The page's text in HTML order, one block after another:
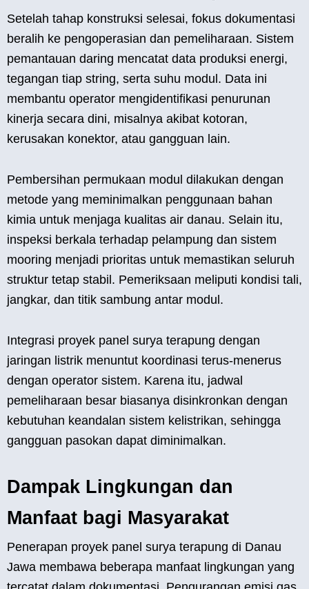
Setelah tahap konstruksi selesai, fokus dokumentasi
beralih ke pengoperasian dan pemeliharaan. Sistem
pemantauan daring mencatat data produksi energi,
tegangan tiap string, serta suhu modul. Data ini
membantu operator mengidentifikasi penurunan
kinerja secara dini, misalnya akibat kotoran,
kerusakan konektor, atau gangguan lain.
Pembersihan permukaan modul dilakukan dengan
metode yang meminimalkan penggunaan bahan
kimia untuk menjaga kualitas air danau. Selain itu,
inspeksi berkala terhadap pelampung dan sistem
mooring menjadi prioritas untuk memastikan seluruh
struktur tetap stabil. Pemeriksaan meliputi kondisi tali,
jangkar, dan titik sambung antar modul.
Integrasi proyek panel surya terapung dengan
jaringan listrik menuntut koordinasi terus-menerus
dengan operator sistem. Karena itu, jadwal
pemeliharaan besar biasanya disinkronkan dengan
kebutuhan keandalan sistem kelistrikan, sehingga
gangguan pasokan dapat diminimalkan.
Dampak Lingkungan dan
Manfaat bagi Masyarakat
Penerapan proyek panel surya terapung di Danau
Jawa membawa beberapa manfaat lingkungan yang